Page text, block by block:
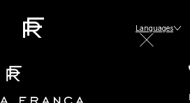
Languages